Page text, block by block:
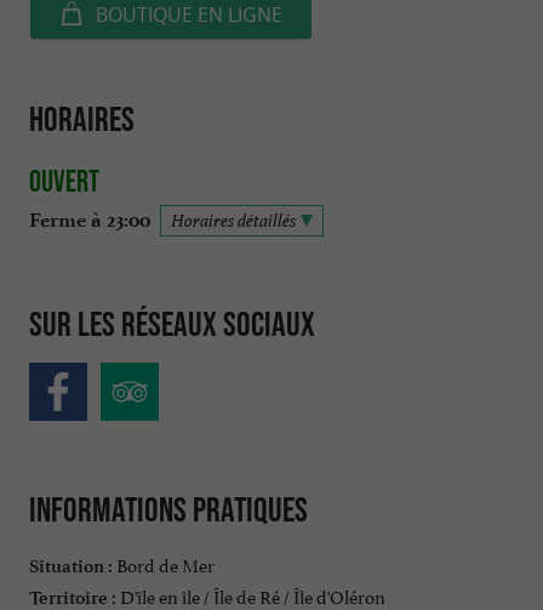
BOUTIQUE EN LIGNE
Horaires
Ouvert
Ferme à 23:00 Horaires détaillés
Sur les réseaux sociaux
Informations pratiques
Situation : Bord de Mer
Territoire : D'île en île / Île de Ré / Île d'Oléron